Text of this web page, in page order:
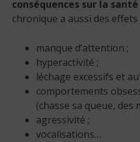
conséquences sur la
chronique a aussi des
manque d’attention ;
hyperactivité ;
léchage excessifs et
comportements
(chasse sa queue, des
agressivité ;
vocalisations…